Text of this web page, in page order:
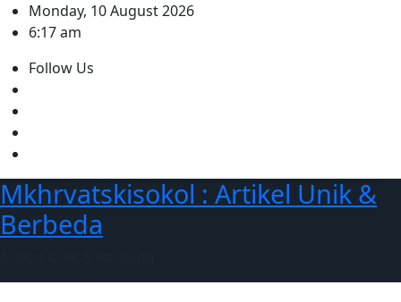
Skip
to
Monday, 10 August 2026
6:17 am
Follow Us
Mkhrvatskisokol : Artikel Unik &
Berbeda